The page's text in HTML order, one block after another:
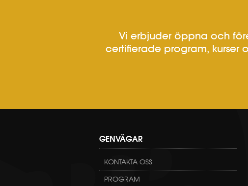
Vi erbjuder öppna och
certifierade program, kurser
GENVÄGAR
KONTAKTA OSS
PROGRAM